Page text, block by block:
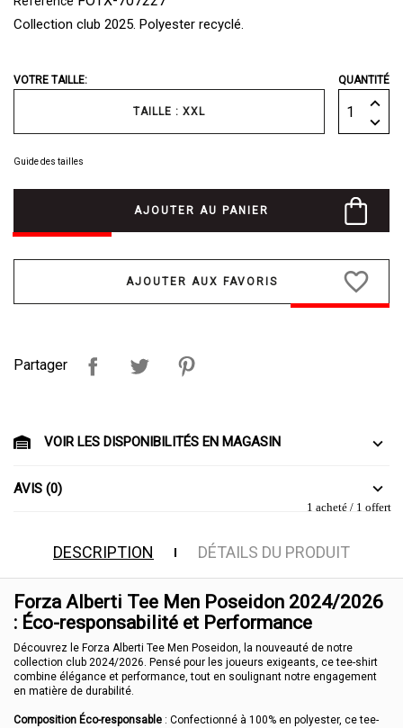
1 acheté / 1 offert
Collection club 2025. Polyester recyclé.
VOTRE TAILLE:
TAILLE : XXL
QUANTITÉ
Guide des tailles
AJOUTER AU PANIER
favorite_border
Partager
VOIR LES DISPONIBILITÉS EN MAGASIN
AVIS (0)
DESCRIPTION DÉTAILS DU PRODUIT
Forza Alberti Tee Men Poseidon 2024/2026
: Éco-responsabilité et Performance
Découvrez le Forza Alberti Tee Men Poseidon, la nouveauté de notre
collection club 2024/2026. Pensé pour les joueurs exigeants, ce tee-shirt
combine élégance et performance, tout en soulignant notre engagement
en matière de durabilité.
Composition Éco-responsable : Confectionné à 100% en polyester, ce tee-